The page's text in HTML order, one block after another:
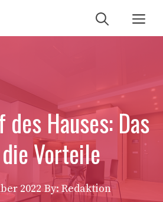
Hauses: Das
Vorteile
2022 By: Redaktion